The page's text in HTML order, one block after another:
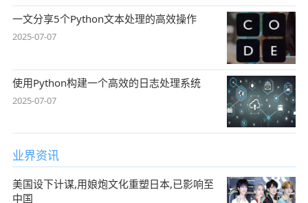
一文分享5个Python文本处理的高效操作
2025-07-07
使用Python构建一个高效的日志处理系统
2025-07-07
业界资讯
美国设下计谋,用娘炮文化重塑日本,已影响至
中国